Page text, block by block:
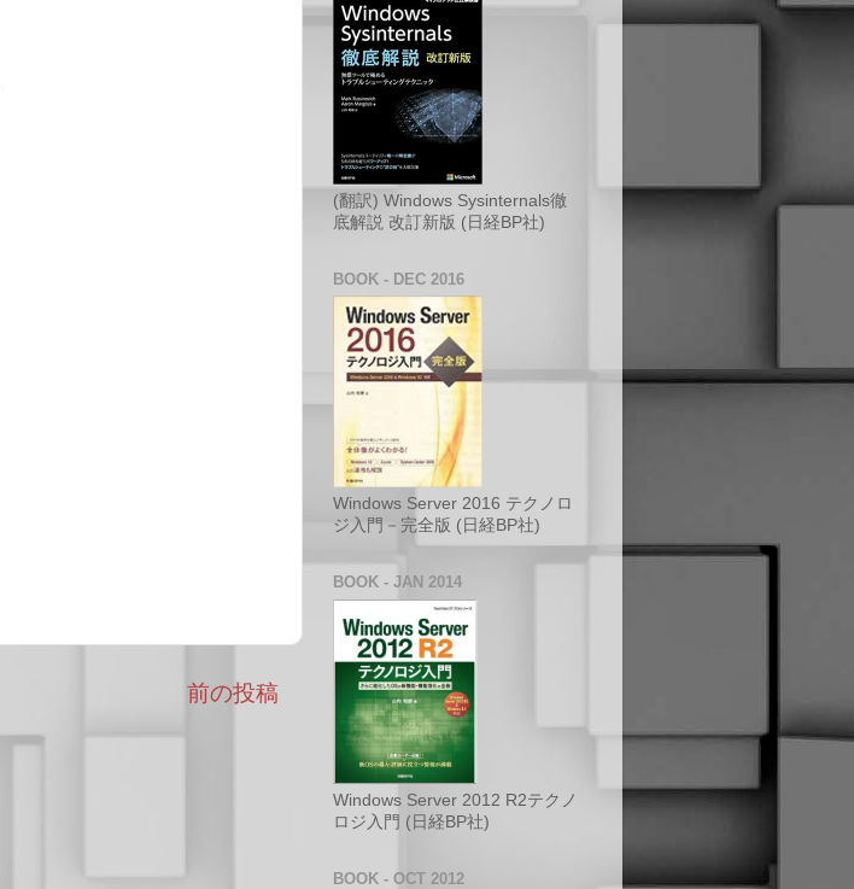
前の投稿
(翻訳) Windows Sysinternals徹
底解説 改訂新版 (日経BP社)
BOOK - DEC 2016
Windows Server 2016 テクノロ
ジ入門－完全版 (日経BP社)
BOOK - JAN 2014
Windows Server 2012 R2テクノ
ロジ入門 (日経BP社)
BOOK - OCT 2012